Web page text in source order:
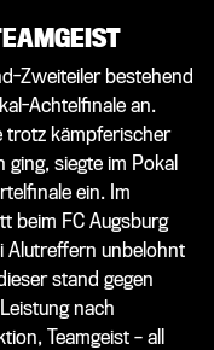
Zweiteiler bestehend
Achtelfinale an.
trotz kämpferischer
ging, siegte im Pokal
ein. Im
beim FC Augsburg
Alutreffern unbelohnt
stand gegen
nach
Teamgeist – all